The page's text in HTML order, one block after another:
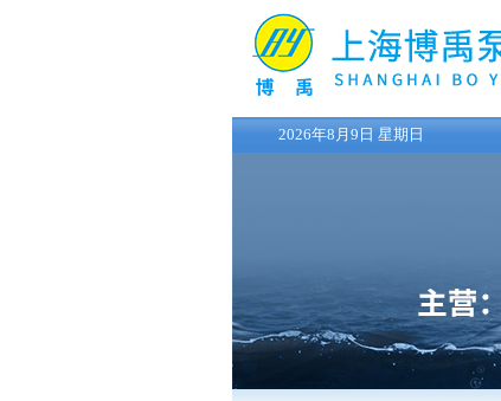
2026年8月9日 星期日